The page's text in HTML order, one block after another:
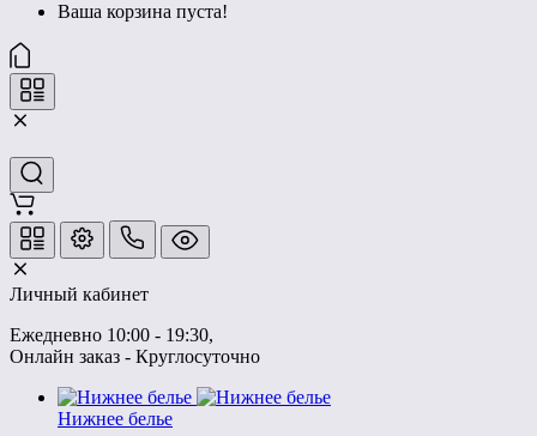
Ваша корзина пуста!
Личный кабинет
Ежедневно 10:00 - 19:30,
Онлайн заказ - Круглосуточно
Нижнее белье